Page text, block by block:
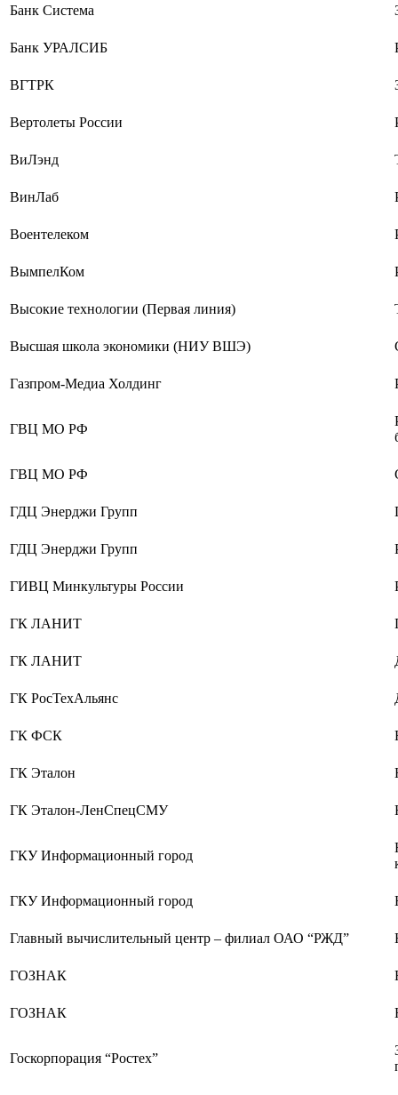
Банк Система
Банк УРАЛСИБ
ВГТРК
Вертолеты России
ВиЛэнд
ВинЛаб
Воентелеком
ВымпелКом
Высокие технологии (Первая линия)
Высшая школа экономики (НИУ ВШЭ)
Газпром-Медиа Холдинг
ГВЦ МО РФ
ГВЦ МО РФ
ГДЦ Энерджи Групп
ГДЦ Энерджи Групп
ГИВЦ Минкультуры России
ГК ЛАНИТ
ГК ЛАНИТ
ГК РосТехАльянс
ГК ФСК
ГК Эталон
ГК Эталон-ЛенСпецСМУ
ГКУ Информационный город
ГКУ Информационный город
Главный вычислительный центр – филиал ОАО “РЖД”
ГОЗНАК
ГОЗНАК
Госкорпорация “Ростех”